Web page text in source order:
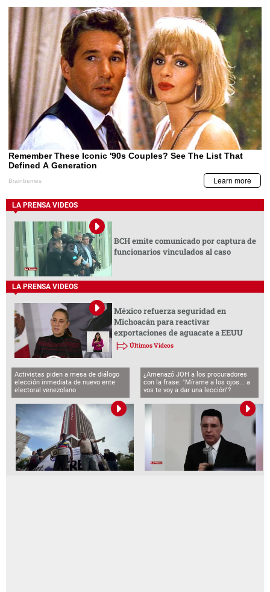
LA PRENSA VIDEOS
BCH emite comunicado por captura de
funcionarios vinculados al caso
LA PRENSA VIDEOS
México refuerza seguridad en
Michoacán para reactivar
exportaciones de aguacate a EEUU
Últimos Videos
Activistas piden a mesa de diálogo
elección inmediata de nuevo ente
electoral venezolano
¿Amenazó JOH a los procuradores
con la frase: "Mírame a los ojos... a
vos te voy a dar una lección"?